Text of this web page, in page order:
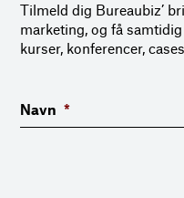
Tilmeld dig Bureaubiz’
marketing, og få
kurser, konferencer,
Navn *